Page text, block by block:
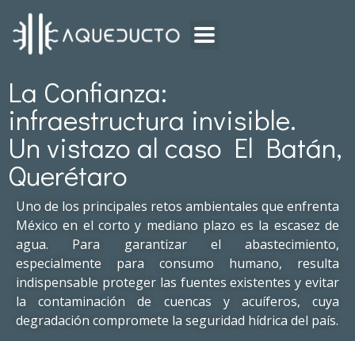
La Confianza:
infraestructura invisible.
Un vistazo al caso El Batán,
Querétaro
Uno de los principales retos ambientales que enfrenta
México en el corto y mediano plazo es la escasez de
agua. Para garantizar el abastecimiento,
especialmente para consumo humano, resulta
indispensable proteger las fuentes existentes y evitar
la contaminación de cuencas y acuíferos, cuya
degradación compromete la seguridad hídrica del país.